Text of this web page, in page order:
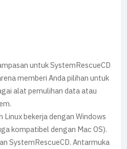
untuk SystemRescueCD
memberi Anda pilihan untuk
alat pemulihan data atau
bekerja dengan Windows
kompatibel dengan Mac OS).
SystemRescueCD. Antarmuka